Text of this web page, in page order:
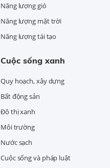
Năng lượng gió
Năng lượng mặt trời
Năng lượng tái tạo
Cuộc sống xanh
Quy hoạch, xây dựng
Bất động sản
Đô thị xanh
Môi trường
Nước sạch
Cuộc sống và pháp luật